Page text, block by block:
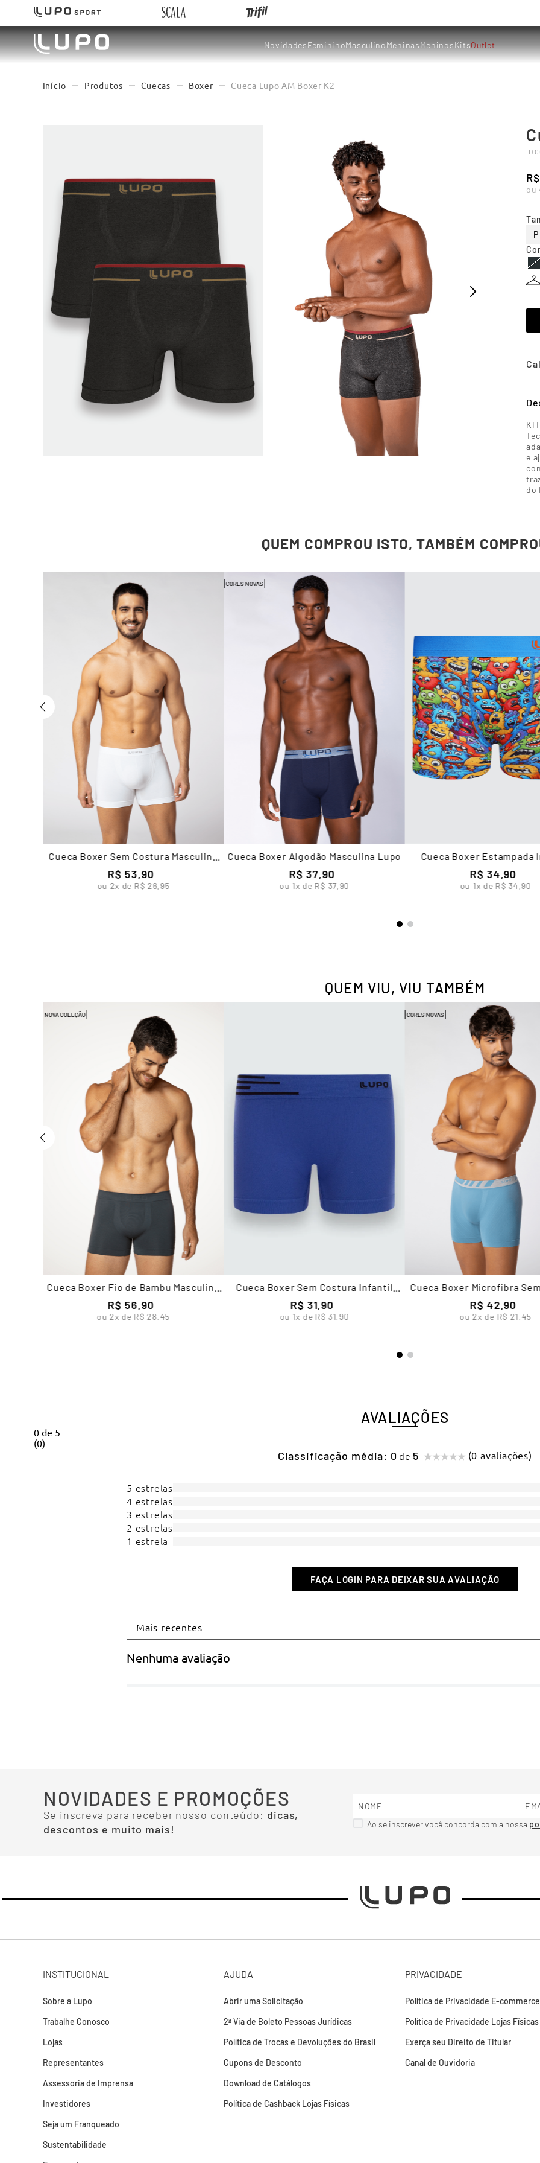
NovidadesFemininoMasculinoMeninasMeninosKitsOutlet
Produtos Cuecas Boxer Cueca Lupo AM Boxer K2
ID
R$
ou
Cor
P
e
do
QUEM COMPROU ISTO, TAMBÉM
Cueca Boxer Sem Costura Masculina
Lupo
R$ 53,90
ou 2x de R$ 26,95
CORES NOVAS
Cueca Boxer Algodão Masculina Lupo
R$ 37,90
ou 1x deR$ 37,90
Cueca Boxer Estampada
Masculina Lupo
R$ 34,90
ou 1x de R$ 34,90
QUEM VIU, VIU TAMBÉM
NOVA COLEÇÃO
Cueca Boxer Fio de Bambu Masculina
R$ 56,90
ou 2x de R$ 28,45
Cueca Boxer Sem Costura Infantil
Masculina Lupo
R$ 31,90
ou 1x de R$ 31,90
CORES NOVAS
Cueca Boxer Microfibra
Masculina Lupo
R$ 42,90
ou 2x de R$ 21,45
AVALIAÇÕES
0 de 5
(0)
Classificação média: 0 (0 avaliações)
5 estrelas
4 estrelas
3 estrelas
2 estrelas
1 estrela
Mais recentes
Nenhuma avaliação
NOVIDADES E PROMOÇÕES
Se inscreva para receber nosso conteúdo: dicas,
descontos e muito mais!
Ao se inscrever você concorda com a nossa
INSTITUCIONAL
Sobre a Lupo
Trabalhe Conosco
Lojas
Representantes
Assessoria de Imprensa
Investidores
Seja um Franqueado
Sustentabilidade
AJUDA
Abrir uma Solicitação
2ª Via de Boleto Pessoas Jurídicas
Política de Trocas e Devoluções do Brasil
Cupons de Desconto
Download de Catálogos
Política de Cashback Lojas Físicas
PRIVACIDADE
Política de Privacidade E-commerce
Política de Privacidade Lojas Físicas
Exerça seu Direito de Titular
Canal de Ouvidoria